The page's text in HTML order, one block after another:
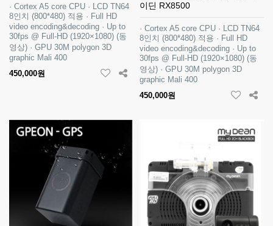
· Cortex A5 core CPU · LCD TN64
8인치 (800*480) 적용 · Full HD
video encoding&decoding · Up to
30fps @ Full-HD (1920×1080) (동
영상) · GPU 30M polygon 3D
graphic Mali 400
450,000원
이딘 RX8500
· Cortex A5 core CPU · LCD TN64
8인치 (800*480) 적용 · Full HD
video encoding&decoding · Up to
30fps @ Full-HD (1920×1080) (동
영상) · GPU 30M polygon 3D
graphic Mali 400
450,000원